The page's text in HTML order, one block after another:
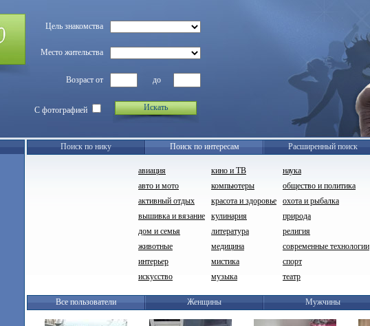
Цель знакомства
Место жительства
Возраст от до
С фотографией Искать
Поиск по нику Поиск по интересам Расширенный поиск
авиация
авто и мото
активный отдых
вышивка и вязание
дом и семья
животные
интерьер
искусство
кино и ТВ
компьютеры
красота и здоровье
кулинария
литература
медицина
мистика
музыка
наука
общество и политика
охота и рыбалка
природа
религия
современные технологии
спорт
театр
Все пользователи Женщины Мужчины